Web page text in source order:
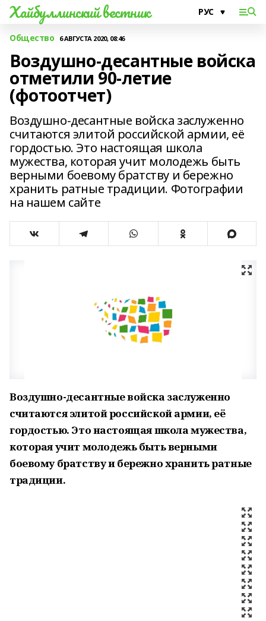
Хайбуллинский вестник
Общество 6 АВГУСТА 2020, 08:46
Воздушно-десантные войска
отметили 90-летие
(фотоотчет)
Воздушно-десантные войска заслуженно
считаются элитой российской армии, её
гордостью. Это настоящая школа
мужества, которая учит молодежь быть
верными боевому братству и бережно
хранить ратные традиции. Фотографии
на нашем сайте
Воздушно-десантные войска заслуженно
считаются элитой российской армии, её
гордостью. Это настоящая школа мужества,
которая учит молодежь быть верными
боевому братству и бережно хранить ратные
традиции.